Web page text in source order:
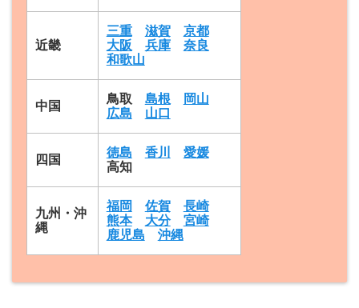
近畿
三重 滋賀
京都
大阪
兵庫
奈良
和歌山
中国
鳥取 島根
岡山
広島
山口
四国
徳島 香川
愛媛
高知
九州・沖
縄
福岡 佐賀
長崎
熊本
大分
宮崎
鹿児島
沖縄